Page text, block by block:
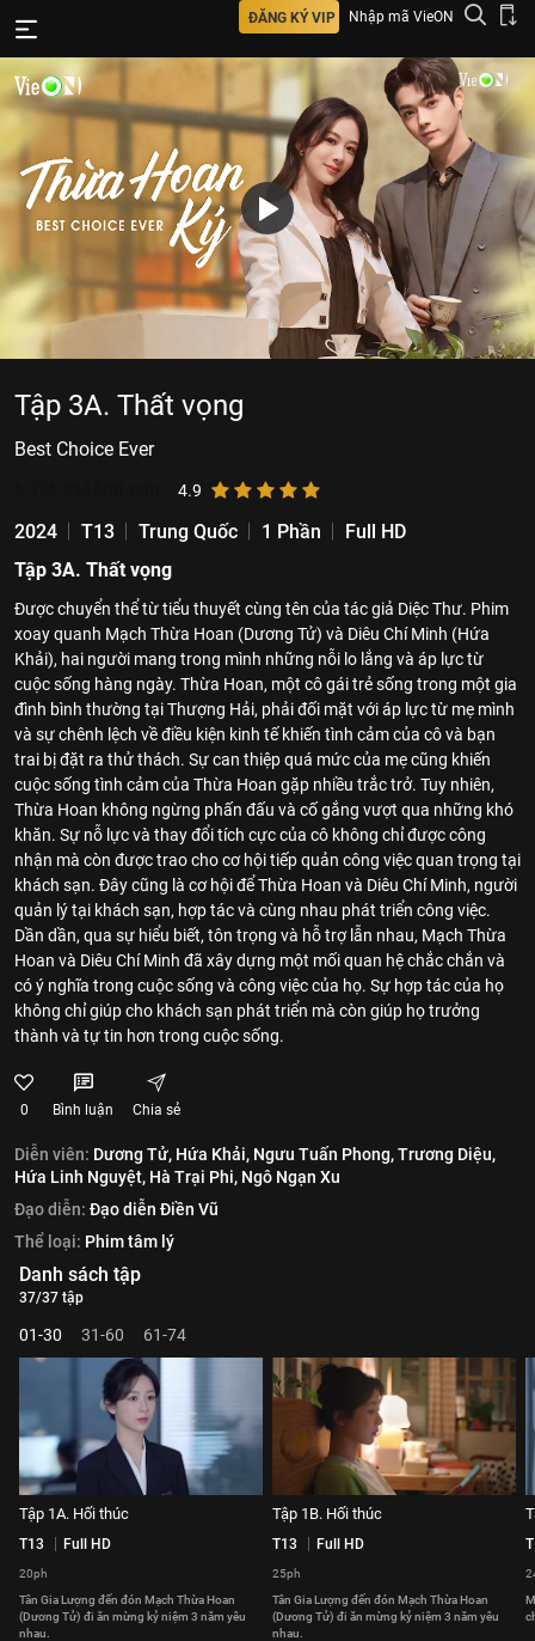
ĐĂNG KÝ VIP Nhập mã VieON
Tập 3A. Thất vọng
Best Choice Ever
4.9
2024 T13 Trung Quốc 1 Phần
Full HD
Tập 3A. Thất vọng
Được chuyển thể từ tiểu thuyết cùng tên của tác giả Diệc Thư. Phim
xoay quanh Mạch Thừa Hoan (Dương Tử) và Diêu Chí Minh (Hứa
Khải), hai người mang trong mình những nỗi lo lắng và áp lực từ
cuộc sống hàng ngày. Thừa Hoan, một cô gái trẻ sống trong một gia
đình bình thường tại Thượng Hải, phải đối mặt với áp lực từ mẹ mình
và sự chênh lệch về điều kiện kinh tế khiến tình cảm của cô và bạn
trai bị đặt ra thử thách. Sự can thiệp quá mức của mẹ cũng khiến
cuộc sống tình cảm của Thừa Hoan gặp nhiều trắc trở. Tuy nhiên,
Thừa Hoan không ngừng phấn đấu và cố gắng vượt qua những khó
khăn. Sự nỗ lực và thay đổi tích cực của cô không chỉ được công
nhận mà còn được trao cho cơ hội tiếp quản công việc quan trọng tại
khách sạn. Đây cũng là cơ hội để Thừa Hoan và Diêu Chí Minh, người
quản lý tại khách sạn, hợp tác và cùng nhau phát triển công việc.
Dần dần, qua sự hiểu biết, tôn trọng và hỗ trợ lẫn nhau, Mạch Thừa
Hoan và Diêu Chí Minh đã xây dựng một mối quan hệ chắc chắn và
có ý nghĩa trong cuộc sống và công việc của họ. Sự hợp tác của họ
không chỉ giúp cho khách sạn phát triển mà còn giúp họ trưởng
thành và tự tin hơn trong cuộc sống.
0 Bình luận Chia sẻ
Diễn viên: Dương Tử, Hứa Khải, Ngưu Tuấn Phong,Trương Diệu,
Hứa Linh Nguyệt, Hà Trại Phi, Ngô Ngạn Xu
Đạo diễn: Đạo diễn Điền Vũ
Thể loại: Phim tâm lý
Danh sách tập
37/37 tập
01-30 31-60 61-74
Tập 1A. Hối thúc
T13 Full HD
20ph
Tân Gia Lượng đến đón Mạch Thừa Hoan
(Dương Tử) đi ăn mừng kỷ niệm 3 năm yêu
nhau.
Tập 1B. Hối thúc
T13 Full HD
25ph
Tân Gia Lượng đến đón Mạch Thừa Hoan
(Dương Tử) đi ăn mừng kỷ niệm 3 năm yêu
nhau.